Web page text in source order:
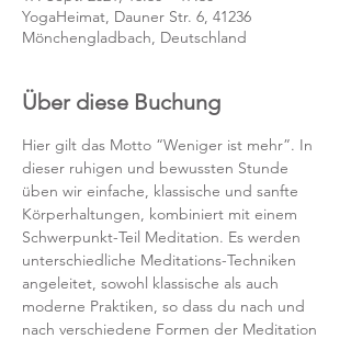
YogaHeimat, Dauner Str. 6, 41236
Mönchengladbach, Deutschland
Über diese Buchung
Hier gilt das Motto “Weniger ist mehr”. In
dieser ruhigen und bewussten Stunde
üben wir einfache, klassische und sanfte
Körperhaltungen, kombiniert mit einem
Schwerpunkt-Teil Meditation. Es werden
unterschiedliche Meditations-Techniken
angeleitet, sowohl klassische als auch
moderne Praktiken, so dass du nach und
nach verschiedene Formen der Meditation